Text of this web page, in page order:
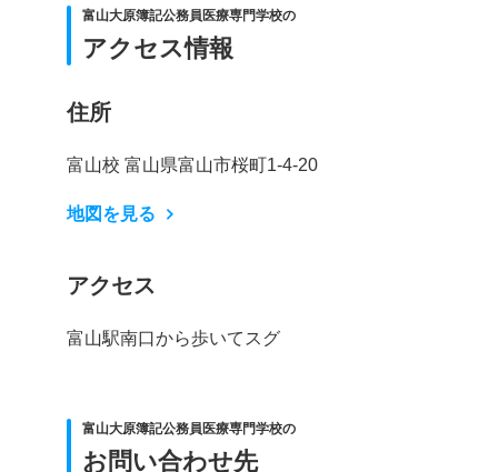
富山大原簿記公務員医療専門学校の
アクセス情報
住所
富山校 富山県富山市桜町1-4-20
地図を見る
アクセス
富山駅南口から歩いてスグ
富山大原簿記公務員医療専門学校の
お問い合わせ先